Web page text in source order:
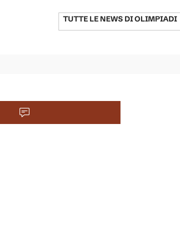
TUTTE LE NEWS DIOLIMPIADI